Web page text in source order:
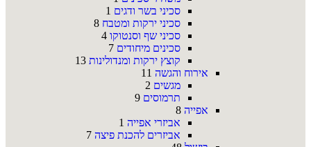
סכיני בשר ודגים 1
סכיני ירקות ומטבח 8
סכיני שף וסנטוקו 4
סכינים מיחודים 7
קוצץ ירקות ומנדולינות 13
אירוח והגשה 11
מגשים 2
תרמוסים 9
אפייה 8
אביזרי אפייה 1
אביזרים להכנת פיצה 7